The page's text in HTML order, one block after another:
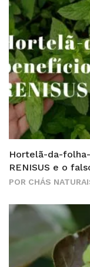
Hortelã-da-
RENISUS e o
POR CHÁS